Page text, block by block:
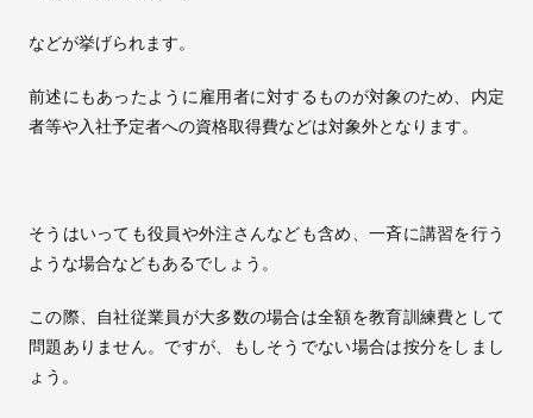
などが挙げられます。
前述にもあったように雇用者に対するものが対象のため、内定
者等や入社予定者への資格取得費などは対象外となります。
そうはいっても役員や外注さんなども含め、一斉に講習を行う
ような場合などもあるでしょう。
この際、自社従業員が大多数の場合は全額を教育訓練費として
問題ありません。ですが、もしそうでない場合は按分をしまし
ょう。